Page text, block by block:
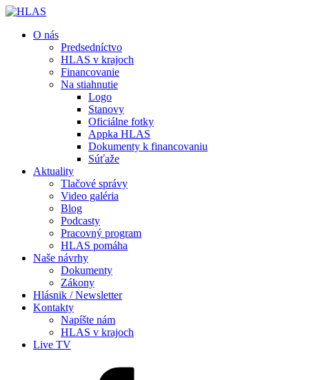
O nás
Predsedníctvo
HLAS v krajoch
Financovanie
Na stiahnutie
Logo
Stanovy
Oficiálne fotky
Appka HLAS
Dokumenty k financovaniu
Súťaže
Aktuality
Tlačové správy
Video galéria
Blog
Podcasty
Pracovný program
HLAS pomáha
Naše návrhy
Dokumenty
Zákony
Hlásnik / Newsletter
Kontakty
Napíšte nám
HLAS v krajoch
Live TV